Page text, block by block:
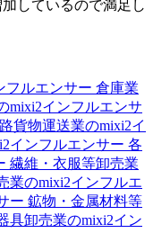
しているので満足し
フルエンサー 倉庫業
mixi2インフルエンサ
貨物運送業のmixi2イ
インフルエンサー 各
繊維・衣服等卸売業
業のmixi2インフルエ
ー 鉱物・金属材料等
具卸売業のmixi2イン